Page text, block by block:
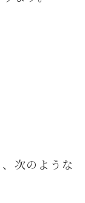
次のような